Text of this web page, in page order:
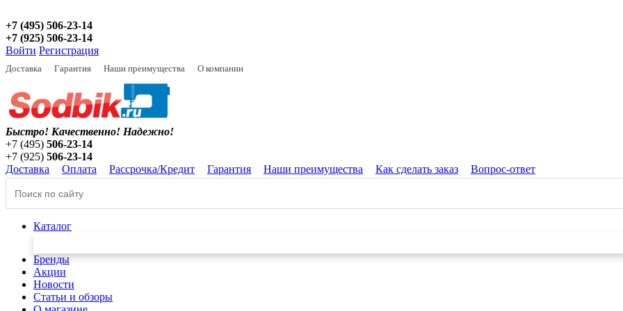
+7 (495) 506-23-14
+7 (925) 506-23-14
Войти Регистрация
Доставка Гарантия Наши преимущества О компании
Быстро! Качественно! Надежно!
+7 (495) 506-23-14
+7 (925) 506-23-14
Доставка
Оплата Рассрочка/Кредит Гарантия Наши преимущества Как сделать заказ Вопрос-ответ
Каталог
Бренды
Акции
Новости
Статьи и обзоры